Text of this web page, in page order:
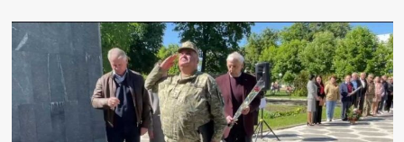
Березовій
автомобіль